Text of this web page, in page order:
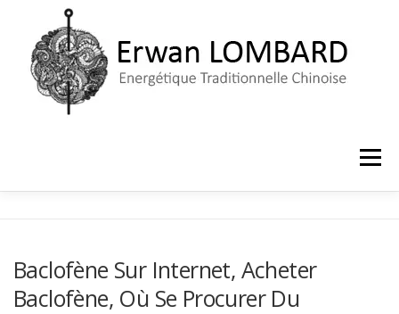
contenu
Menu
Baclofène Sur Internet, Acheter
Baclofène, Où Se Procurer Du